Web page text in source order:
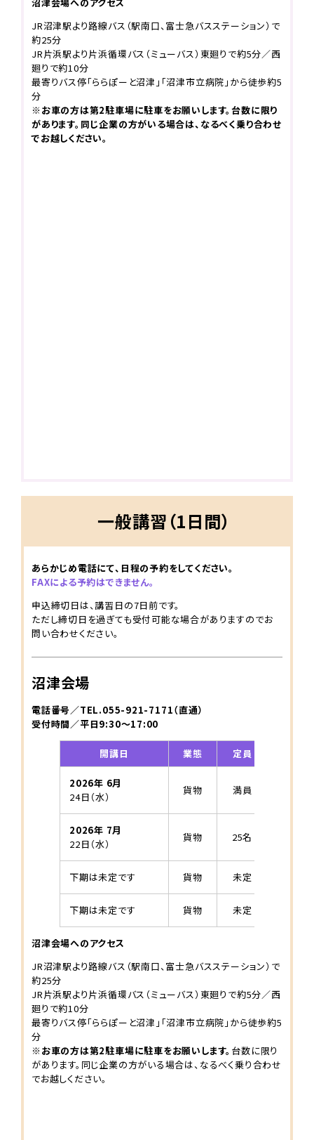
JR沼津駅より路線バス（駅南口、富士急バスステーション）で
約25分
JR片浜駅より片浜循環バス（ミューバス）東廻りで約5分／西
廻りで約10分
最寄りバス停「ららぽーと沼津」「沼津市立病院」から徒歩約5
分
※お車の方は第2駐車場に駐車をお願いします。台数に限り
があります。同じ企業の方がいる場合は、なるべく乗り合わせ
でお越しください。
一般講習（1日間）
あらかじめ電話にて、日程の予約をしてください。
FAXによる予約はできません。
申込締切日は、講習日の7日前です。
ただし締切日を過ぎても受付可能な場合がありますのでお
問い合わせください。
沼津会場
電話番号／TEL.055-921-7171（直通）
受付時間／平日9:30～17:00
開講日 業態 定員
2026年 6月
24日（水）
貨物 満員
2026年 7月
22日（水）
貨物 25名
下期は未定です 貨物 未定
下期は未定です 貨物 未定
沼津会場へのアクセス
JR沼津駅より路線バス（駅南口、富士急バスステーション）で
約25分
JR片浜駅より片浜循環バス（ミューバス）東廻りで約5分／西
廻りで約10分
最寄りバス停「ららぽーと沼津」「沼津市立病院」から徒歩約5
分
※お車の方は第2駐車場に駐車をお願いします。 台数に限り
があります。同じ企業の方がいる場合は、なるべく乗り合わせ
でお越しください。